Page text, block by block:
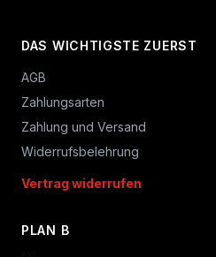
DAS WICHTIGSTE ZUERST
AGB
Zahlungsarten
Zahlung und Versand
Widerrufsbelehrung
Vertrag widerrufen
PLAN B